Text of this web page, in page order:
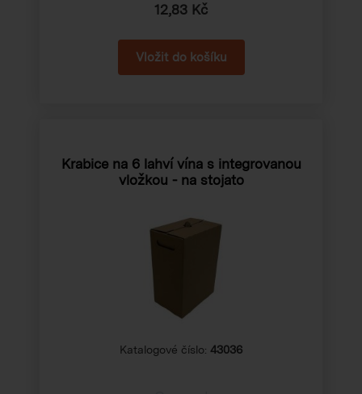
12,83 Kč
Krabice na 6 lahví vína s integrovanou
vložkou - na stojato
Katalogové číslo: 43036